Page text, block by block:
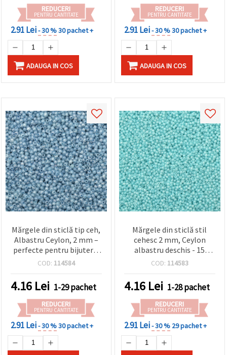
REDUCERI
PENTRU CANTITATE
2.91 Lei- 30 %30 pachet +
ADAUGA IN COS
REDUCERI
PENTRU CANTITATE
2.91 Lei- 30 %30 pachet +
ADAUGA IN COS
Mărgele din sticlă tip ceh,
Albastru Ceylon, 2 mm –
perfecte pentru bijuterii,
broderie și proiecte DIY –
COD: 114584
4.16 Lei 1-29 pachet
REDUCERI
PENTRU CANTITATE
2.91 Lei- 30 %30 pachet +
Mărgele din sticlă stil
cehesc 2 mm, Ceylon
albastru deschis - 15
grame (~2050 buc)
COD: 114583
4.16 Lei 1-28 pachet
REDUCERI
PENTRU CANTITATE
2.91 Lei- 30 % 29 pachet +